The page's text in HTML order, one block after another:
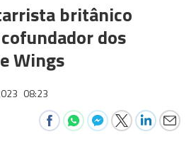
britânico
dos
Wings
08:23